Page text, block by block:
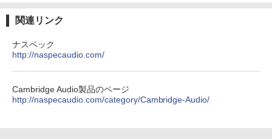
関連リンク
ナスペック
http://naspecaudio.com/
Cambridge Audio製品のページ
http://naspecaudio.com/category/Cambridge-Audio/